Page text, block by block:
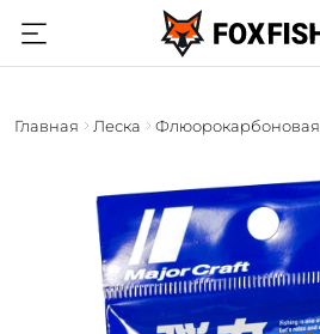
Главная Леска Флюорокарбоновая